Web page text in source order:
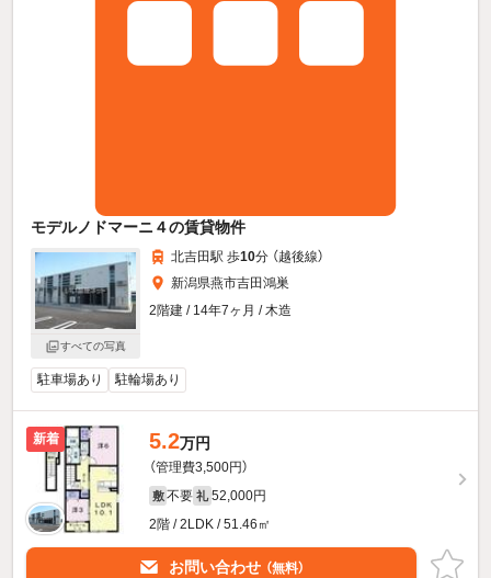
モデルノドマーニ４の賃貸物件
すべての写真
北吉田駅 歩10分 （越後線）
新潟県燕市吉田鴻巣
2階建 / 14年7ヶ月 / 木造
駐車場あり 駐輪場あり
新着 5.2万円
（管理費3,500円）
敷 不要 礼 52,000円
2階 / 2LDK / 51.46㎡
お問い合わせ （無料）